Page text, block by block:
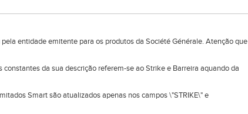
entidade emitente para os produtos da Société Générale. Atenção que
da sua descrição referem-se ao Strike e Barreira aquando da
Smart são atualizados apenas nos campos \"STRIKE\" e